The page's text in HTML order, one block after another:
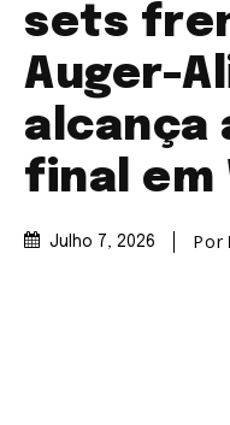
sets
Auger-
alcança
final em
Julho 7, 2026 Por